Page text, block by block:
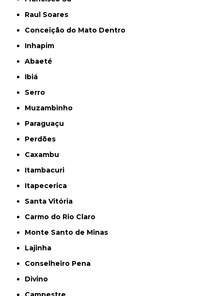
Raul Soares
Conceição do Mato Dentro
Inhapim
Abaeté
Ibiá
Serro
Muzambinho
Paraguaçu
Perdões
Caxambu
Itambacuri
Itapecerica
Santa Vitória
Carmo do Rio Claro
Monte Santo de Minas
Lajinha
Conselheiro Pena
Divino